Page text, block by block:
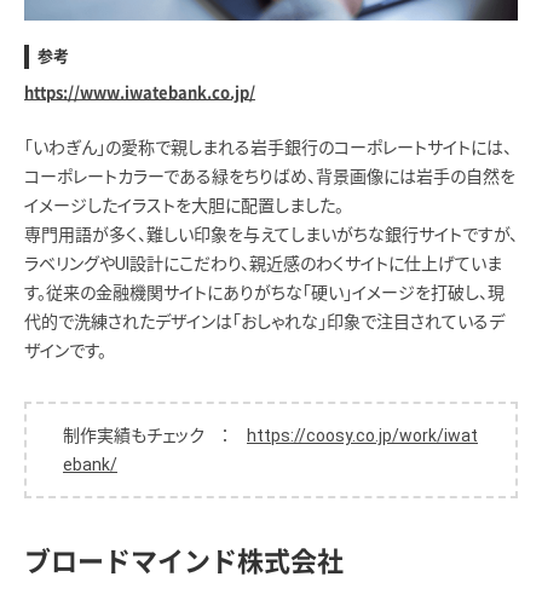
参考
https://www.iwatebank.co.jp/
「いわぎん」の愛称で親しまれる岩手銀行のコーポレートサイトには、
コーポレートカラーである緑をちりばめ、背景画像には岩手の自然を
イメージしたイラストを大胆に配置しました。
専門用語が多く、難しい印象を与えてしまいがちな銀行サイトですが、
ラベリングやUI設計にこだわり、親近感のわくサイトに仕上げていま
す。従来の金融機関サイトにありがちな「硬い」イメージを打破し、現
代的で洗練されたデザインは「おしゃれな」印象で注目されているデ
ザインです。
制作実績もチェック ：
https://coosy.co.jp/work/iwat
ebank/
ブロードマインド株式会社